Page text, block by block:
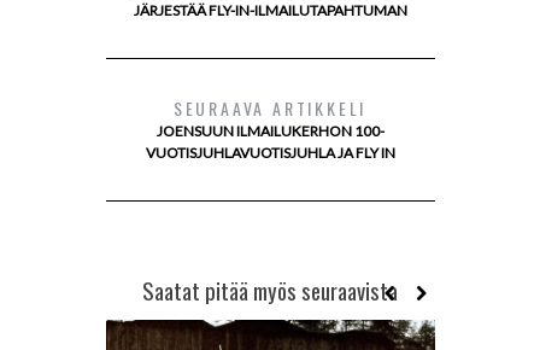
JÄRJESTÄÄ FLY-IN-ILMAILUTAPAHTUMAN
SEURAAVA ARTIKKELI
JOENSUUN ILMAILUKERHON 100-
VUOTISJUHLAVUOTISJUHLA JA FLY IN
Saatat pitää myös seuraavista